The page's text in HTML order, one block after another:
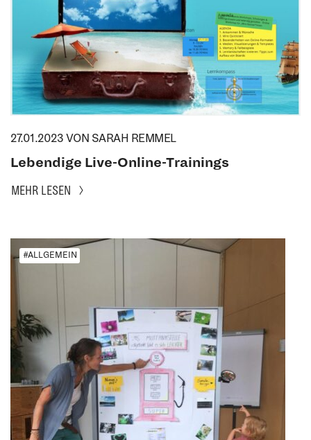
27.01.2023 VON SARAH REMMEL
Lebendige Live-Online-Trainings
MEHR LESEN
#ALLGEMEIN